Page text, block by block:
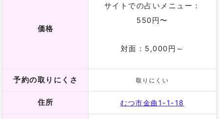
価格
サイトでの占いメニュー：
550円〜
対面：5,000円～
予約の取りにくさ 取りにくい
住所 むつ市金曲1-1-18